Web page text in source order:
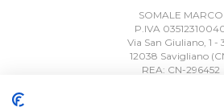
SOMALE MARCO
P.IVA
Via San Giuliano, 1 -
12038 Savigliano
REA: CN-296452